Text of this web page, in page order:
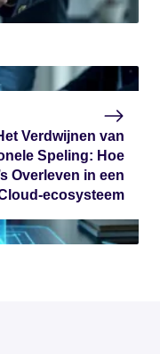
Verdwijnen van
Speling: Hoe
Overleven in een
ecosysteem